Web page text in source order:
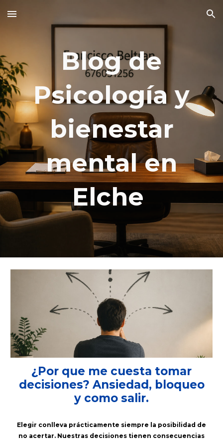
Skip to main content Skip to navigation
Blog de
Psicología y
bienestar
mental en
Elche
¿Por que me cuesta tomar
decisiones? Ansiedad, bloqueo
y como salir.
Elegir conlleva prácticamente siempre la posibilidad de
no acertar. Nuestras decisiones tienen consecuencias